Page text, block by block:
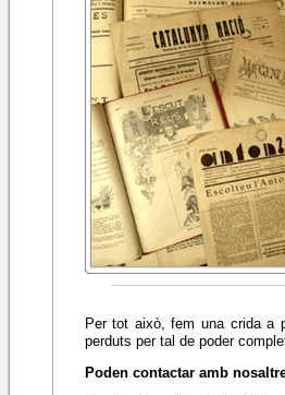
Per tot això, fem una crida a
perduts per tal de poder
Poden contactar amb